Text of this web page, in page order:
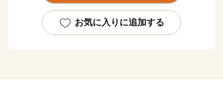
るさと海津応援寄附金」を募っております。 いただき
ましたご寄附は市の貴重な財源として、子育て支援の充
お気に入りに追加する